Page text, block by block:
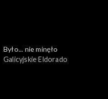
Było... nie minęło
Galicyjskie Eldorado